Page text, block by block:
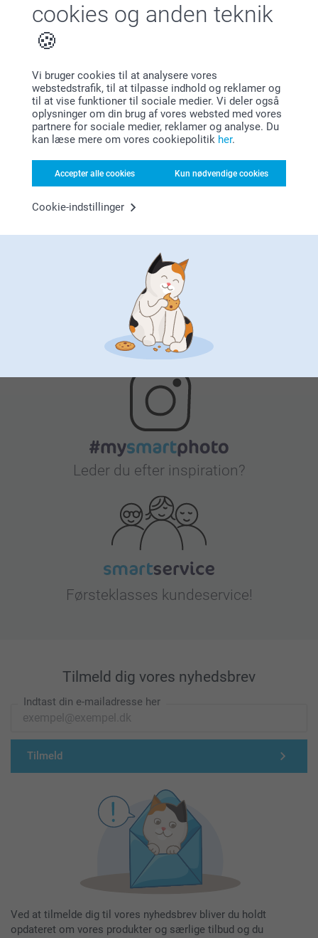
cookies og anden teknik
Vi bruger cookies til at analysere vores
webstedstrafik, til at tilpasse indhold og reklamer og
til at vise funktioner til sociale medier. Vi deler også
oplysninger om din brug af vores websted med vores
partnere for sociale medier, reklamer og analyse. Du
kan læse mere om vores cookiepolitik her.
Accepter alle cookies Kun nødvendige cookies
Cookie-indstillinger
Hvorforsmartphoto?
Bonus på alle dine køb
Leder du efter inspiration?
Førsteklasses kundeservice!
Tilmeld dig vores nyhedsbrev
Indtast din e-mailadresse her
Tilmeld
Ved at tilmelde dig til vores nyhedsbrev bliver du holdt
opdateret om vores produkter og særlige tilbud og du